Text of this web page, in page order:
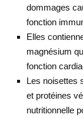
dommages
fonction
Elles
magnésium
fonction
Les noisettes
et protéines
nutritionnelle